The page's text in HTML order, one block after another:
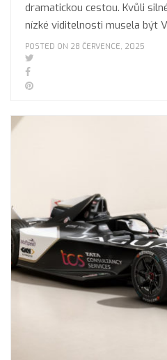
dramatickou cestou. Kvůli
nízké viditelnosti musela být
POSTED ON 28 ČERVENCE, 2025